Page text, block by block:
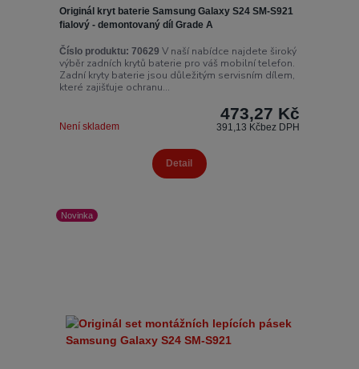
Originál kryt baterie Samsung Galaxy S24 SM-S921
fialový - demontovaný díl Grade A
Číslo produktu: 70629 V naší nabídce najdete široký
výběr zadních krytů baterie pro váš mobilní telefon.
Zadní kryty baterie jsou důležitým servisním dílem,
které zajišťuje ochranu...
473,27 Kč
391,13 Kčbez DPH
Není skladem
Detail
Novinka